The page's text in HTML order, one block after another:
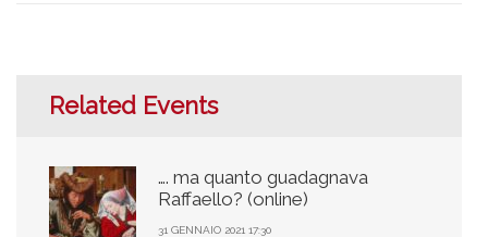
Related Events
…. ma quanto guadagnava
Raffaello? (online)
31 GENNAIO 2021 17:30